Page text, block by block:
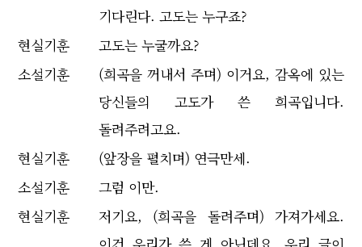
기다린다. 고도는 누구죠?
현실기훈
고도는 누굴까요?
소설기훈
(희곡을 꺼내서 주며) 이거요, 감옥에 있는
당신들의 고도가 쓴 희곡입니다.
돌려주려고요.
현실기훈
(앞장을 펼치며) 연극만세.
소설기훈
그럼 이만.
현실기훈
저기요, (희곡을 돌려주며) 가져가세요.